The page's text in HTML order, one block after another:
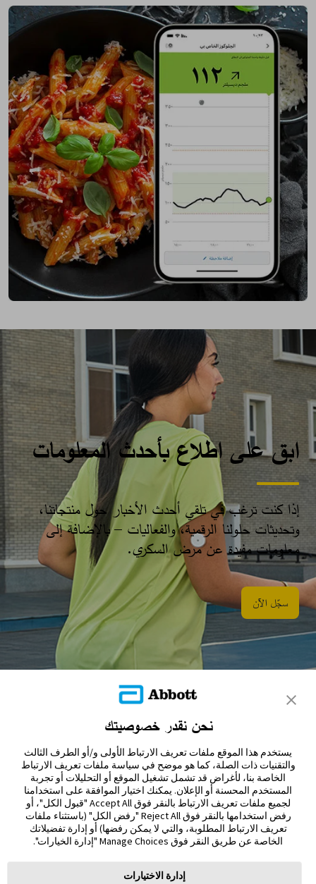
ابق على اطلاع بأحدث المعلومات
إذا كنت ترغب في تلقي أحدث الأخبار حول منتجاتنا،
وتحديثات حلولنا الرقمية، والفعاليات – بالإضافة إلى
معلومات مفيدة عن مرض السكري.​
سجّل الآن​
إخلاء المسؤولية والمراجع
خريطة الموقع
نحن نقدر خصوصيتك
يستخدم هذا الموقع ملفات تعريف الارتباط الأولى و/أو الطرف الثالث
والتقنيات ذات الصلة، كما هو موضح في سياسة ملفات تعريف الارتباط
الخاصة بنا، لأغراض قد تشمل تشغيل الموقع أو التحليلات أو تجربة
المستخدم المحسنة أو الإعلان. يمكنك اختيار الموافقة على استخدامنا
لجميع ملفات تعريف الارتباط بالنقر فوق Accept All "قبول الكل"، أو
رفض استخدامها بالنقر فوق Reject All "رفض الكل" (باستثناء ملفات
تعريف الارتباط المطلوبة، والتي لا يمكن رفضها) أو إدارة تفضيلاتك
الخاصة عن طريق النقر فوق Manage Choices "إدارة الخيارات".
إدارة الاختيارات